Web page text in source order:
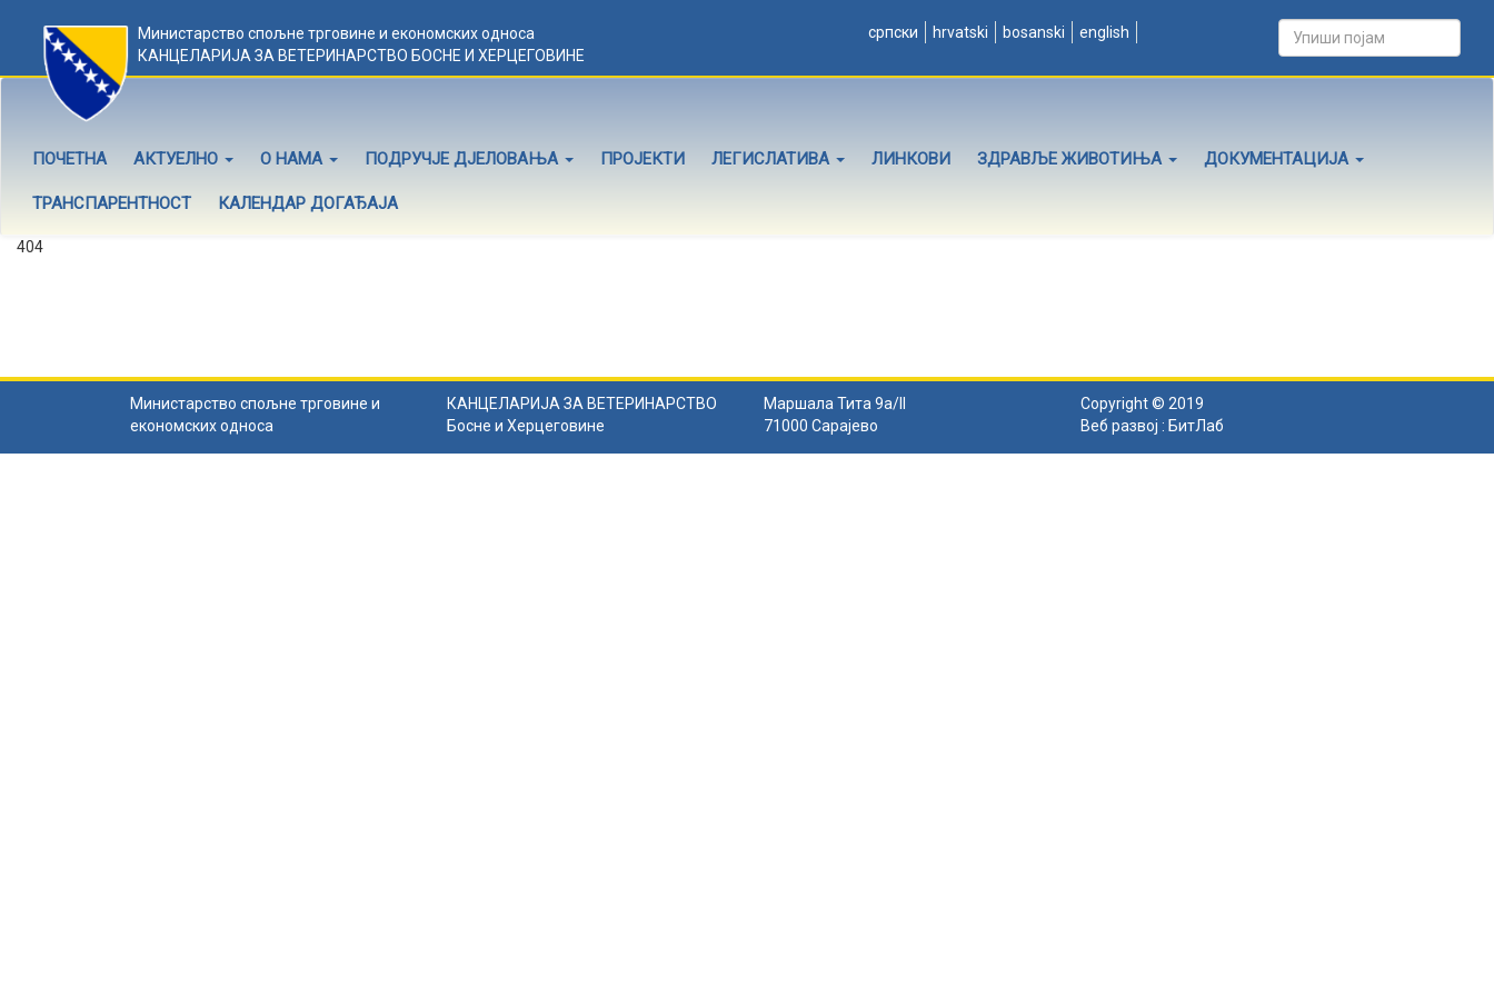
Министарство спољне трговине и економских односа
КАНЦЕЛАРИЈА ЗА ВЕТЕРИНАРСТВО БОСНЕ И ХЕРЦЕГОВИНЕ
српски hrvatski bosanski english
ПОЧЕТНА АКТУЕЛНО О НАМА ПОДРУЧЈЕ ДЈЕЛОВАЊА ПРОЈЕКТИ ЛЕГИСЛАТИВА ЛИНКОВИ ЗДРАВЉЕ ЖИВОТИЊА ДОКУМЕНТАЦИЈА
ТРАНСПАРЕНТНОСТ КАЛЕНДАР ДОГАЂАЈА
404
Министарство спољне трговине и
економских односа
КАНЦЕЛАРИЈА ЗА ВЕТЕРИНАРСТВО
Босне и Херцеговине
Маршала Тита 9а/II
71000 Сарајево
Copyright © 2019
Веб развој : БитЛаб